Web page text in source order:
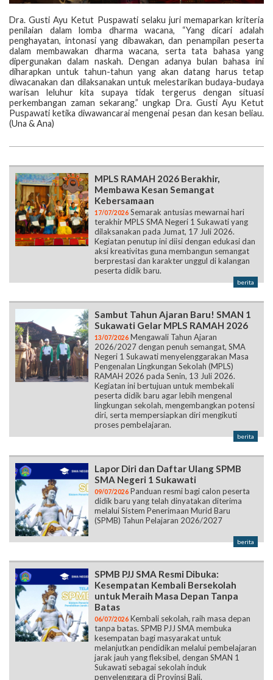
Dra. Gusti Ayu Ketut Puspawati selaku juri memaparkan kriteria
penilaian dalam lomba dharma wacana, “Yang dicari adalah
penghayatan, intonasi yang dibawakan, dan penampilan peserta
dalam membawakan dharma wacana, serta tata bahasa yang
dipergunakan dalam naskah. Dengan adanya bulan bahasa ini
diharapkan untuk tahun-tahun yang akan datang harus tetap
diwacanakan dan dilaksanakan untuk melestarikan budaya-budaya
warisan leluhur kita supaya tidak tergerus dengan situasi
perkembangan zaman sekarang.” ungkap Dra. Gusti Ayu Ketut
Puspawati ketika diwawancarai mengenai pesan dan kesan beliau.
(Una & Ana)
MPLS RAMAH 2026 Berakhir,
Membawa Kesan Semangat
Kebersamaan
17/07/2026 Semarak antusias mewarnai hari
terakhir MPLS SMA Negeri 1 Sukawati yang
dilaksanakan pada Jumat, 17 Juli 2026.
Kegiatan penutup ini diisi dengan edukasi dan
aksi kreativitas guna membangun semangat
berprestasi dan karakter unggul di kalangan
peserta didik baru.
berita
Sambut Tahun Ajaran Baru! SMAN 1
Sukawati Gelar MPLS RAMAH 2026
13/07/2026 Mengawali Tahun Ajaran
2026/2027 dengan penuh semangat, SMA
Negeri 1 Sukawati menyelenggarakan Masa
Pengenalan Lingkungan Sekolah (MPLS)
RAMAH 2026 pada Senin, 13 Juli 2026.
Kegiatan ini bertujuan untuk membekali
peserta didik baru agar lebih mengenal
lingkungan sekolah, mengembangkan potensi
diri, serta mempersiapkan diri mengikuti
proses pembelajaran.
berita
Lapor Diri dan Daftar Ulang SPMB
SMA Negeri 1 Sukawati
09/07/2026 Panduan resmi bagi calon peserta
didik baru yang telah dinyatakan diterima
melalui Sistem Penerimaan Murid Baru
(SPMB) Tahun Pelajaran 2026/2027
berita
SPMB PJJ SMA Resmi Dibuka:
Kesempatan Kembali Bersekolah
untuk Meraih Masa Depan Tanpa
Batas
06/07/2026 Kembali sekolah, raih masa depan
tanpa batas. SPMB PJJ SMA membuka
kesempatan bagi masyarakat untuk
melanjutkan pendidikan melalui pembelajaran
jarak jauh yang fleksibel, dengan SMAN 1
Sukawati sebagai sekolah induk
penyelenggara di Provinsi Bali.